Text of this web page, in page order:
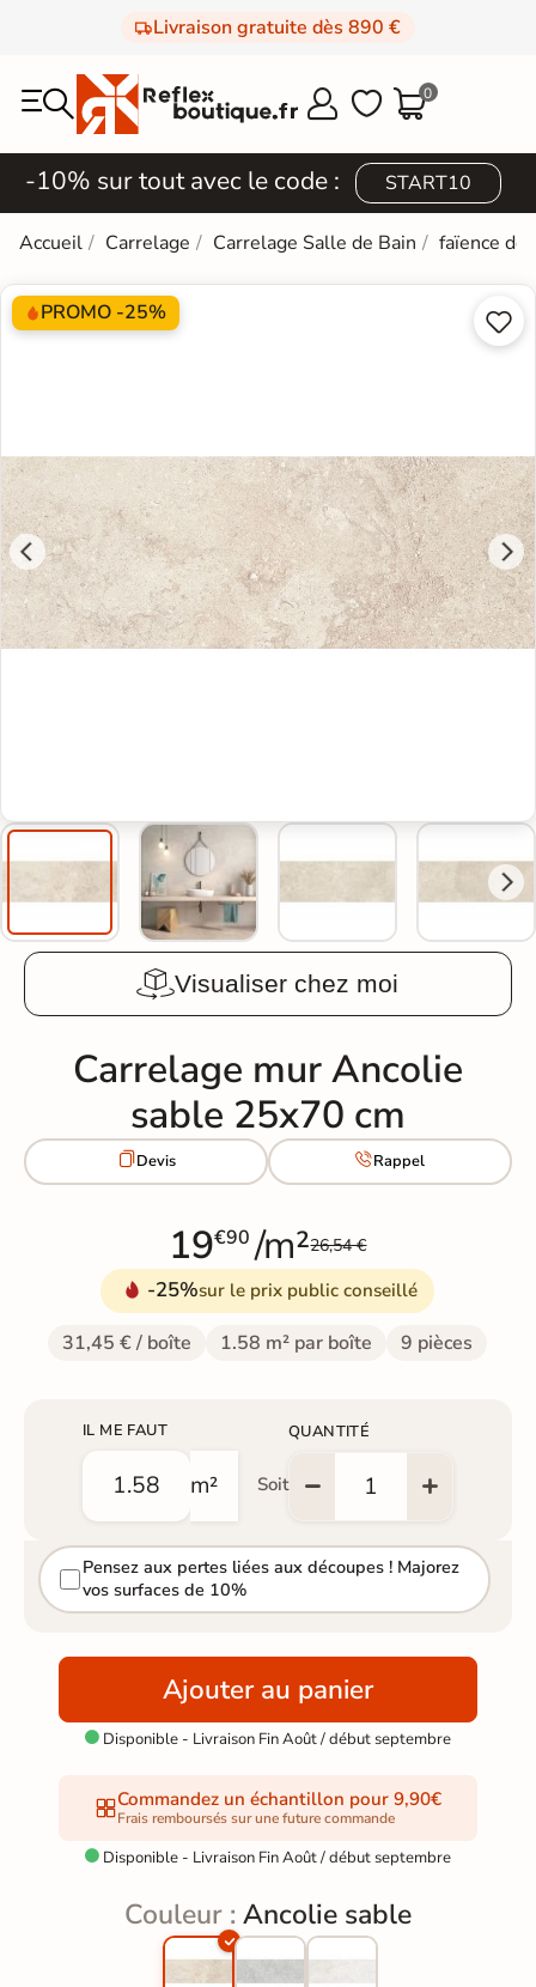
Livraison gratuite dès 890 €
  0
-10% sur tout avec le code : START10
Accueil Carrelage Carrelage Salle de Bain faïence
PROMO -25% 

Visualiser chez moi
Carrelage mur Ancolie
sable 25x70 cm
Devis Rappel
19€90 /m²26,54 €
-25%sur le prix public conseillé
31,45 € / boîte 1.58 m² par boîte 9 pièces
IL ME FAUT
m² Soit
QUANTITÉ
Pensez aux pertes liées aux découpes ! Majorez
vos surfaces de 10%
Ajouter au panier
 Disponible - Livraison Fin Août / début septembre
Commandez un échantillon pour 9,90€
Frais remboursés sur une future commande
 Disponible - Livraison Fin Août / début septembre
Couleur : Ancolie sable